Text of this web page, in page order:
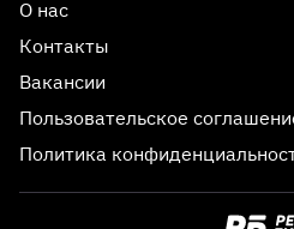
О нас
Контакты
Вакансии
Пользовательское
Политика